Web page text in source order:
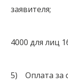
заявителя;
4000 для лиц
5) Оплата за